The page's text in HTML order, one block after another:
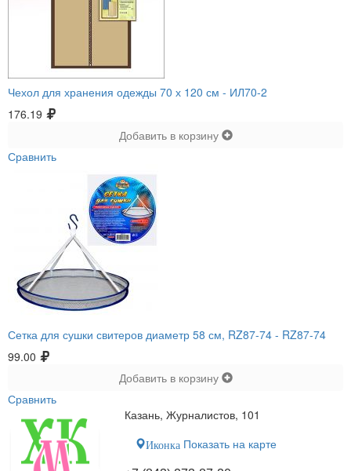
Чехол для хранения одежды 70 х 120 см - ИЛ70-2
176.19
Добавить в корзину
Сравнить
Сетка для сушки свитеров диаметр 58 см, RZ87-74 - RZ87-74
99.00
Добавить в корзину
Сравнить
Казань, Журналистов, 101
Иконка Показать на карте